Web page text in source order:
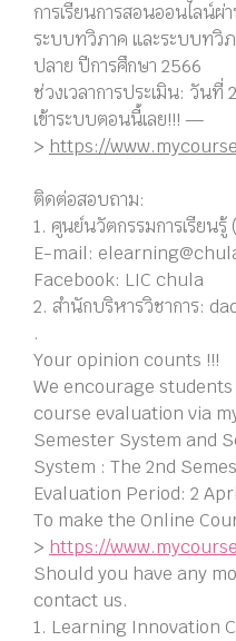
การเรียนการสอนออนไลน์
ระบบทวิภาค และระบบทวิ
ปลาย ปีการศึกษา 2566
ช่วงเวลาการประเมิน: วัน
เข้าระบบตอนนี้เลย!!! —
> https://
ติดต่อสอบถาม:
1. ศูนย์นวัตกรรมการเรียนรู้
E-mail:
Facebook: LIC chula
2. สำนักบริหารวิชาการ:
.
Your opinion counts !!!
We encourage
course evaluation via
Semester System and
System : The 2nd
Evaluation Period: 2
To make the Online
> https://
Should you have any
contact us.
1. Learning Innovation